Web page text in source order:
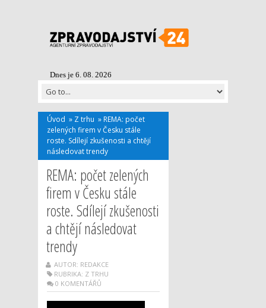
Dnes je 6. 08. 2026
Úvod » Z trhu » REMA: počet
zelených firem v Česku stále
roste. Sdílejí zkušenosti a chtějí
následovat trendy
REMA: počet zelených
firem v Česku stále
roste. Sdílejí zkušenosti
a chtějí následovat
trendy
AUTOR: REDAKCE
RUBRIKA: Z TRHU
0 KOMENTÁŘŮ